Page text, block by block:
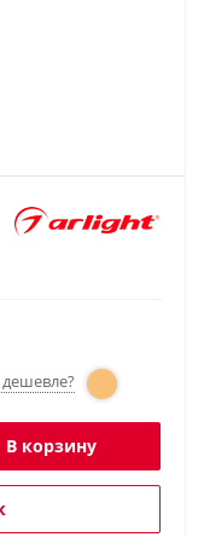
В корзину